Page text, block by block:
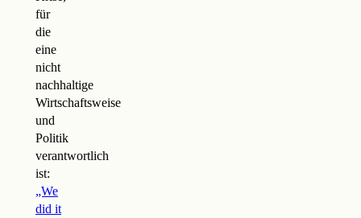
für
die
eine
nicht
nachhaltige
Wirtschaftsweise
und
Politik
verantwortlich
ist:
„We
did it